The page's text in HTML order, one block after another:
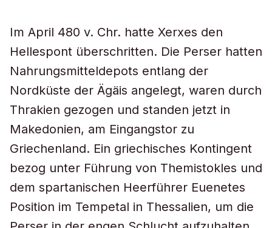
Im April 480 v. Chr. hatte Xerxes den
Hellespont überschritten. Die Perser hatten
Nahrungsmitteldepots entlang der
Nordküste der Ägäis angelegt, waren durch
Thrakien gezogen und standen jetzt in
Makedonien, am Eingangstor zu
Griechenland. Ein griechisches Kontingent
bezog unter Führung von Themistokles und
dem spartanischen Heerführer Euenetes
Position im Tempetal in Thessalien, um die